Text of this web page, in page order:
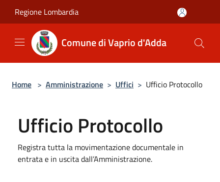
Regione Lombardia
Comune di Vaprio d'Adda
Home > Amministrazione > Uffici > Ufficio Protocollo
Ufficio Protocollo
Registra tutta la movimentazione documentale in
entrata e in uscita dall’Amministrazione.